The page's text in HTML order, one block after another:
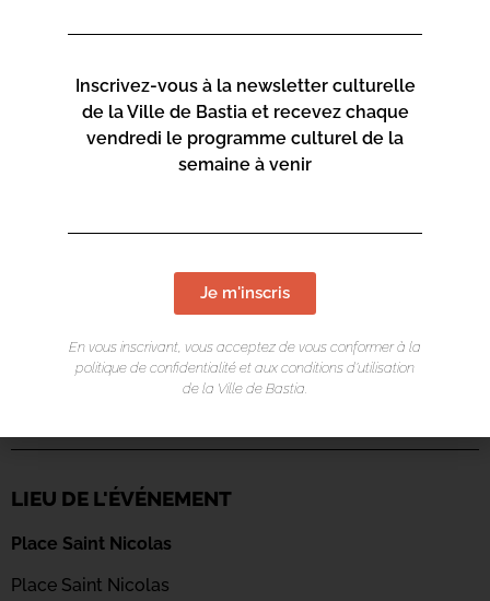
LIEU DE L'ÉVÉNEMENT
Place Saint Nicolas
Place Saint Nicolas
Inscrivez-vous à la newsletter culturelle
de la Ville de Bastia et recevez chaque
vendredi le programme culturel de la
semaine à venir
Je m'inscris
En vous inscrivant, vous acceptez de vous conformer à la
politique de confidentialité et aux conditions d’utilisation
de la Ville de Bastia.